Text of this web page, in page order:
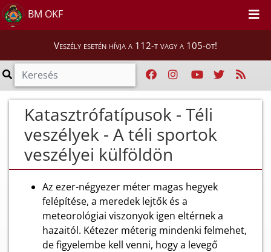
BM OKF
Veszély esetén hívja a 112-t vagy a 105-öt!
Katasztrófatípusok - Téli
veszélyek - A téli sportok
veszélyei külföldön
Az ezer-négyezer méter magas hegyek
felépítése, a meredek lejtők és a
meteorológiai viszonyok igen eltérnek a
hazaitól. Kétezer méterig mindenki felmehet,
de figyelembe kell venni, hogy a levegő